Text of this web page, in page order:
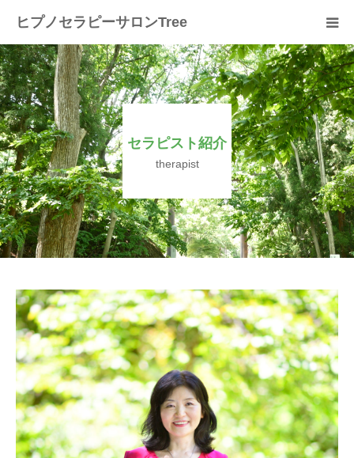
ヒプノセラピーサロンTree
セラピスト紹介
therapist
ホーム
サロンについて
セラピスト紹介
セラピーの流れ
メニュー
料金
スクール
ご予約
お客様の声